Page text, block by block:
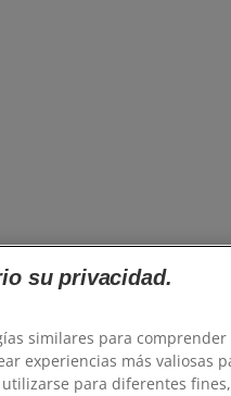
su privacidad.
similares para comprender
experiencias más valiosas
para diferentes